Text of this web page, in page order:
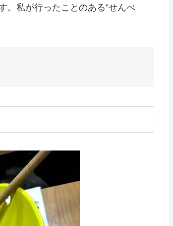
。私が行ったことのある”せんべ